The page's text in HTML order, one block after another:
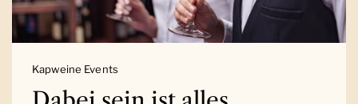
Kapweine Events